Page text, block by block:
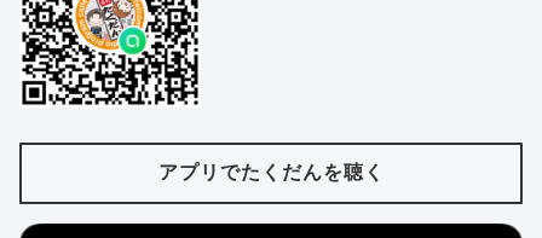
アプリでたくだんを聴く